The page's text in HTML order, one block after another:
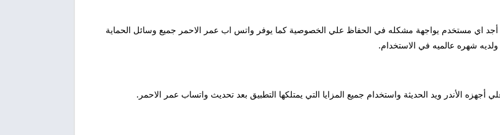
أجد اي مستخدم يواجهة مشكله في الحفاظ علي الخصوصية كما يوفر واتس اب عمر الاحمر جميع وسائل الحماية
شهره عالميه في الاستخدام.
أجهزه الأندر ويد الحديثة واستخدام جميع المزايا التي يمتلكها التطبيق بعد تحديث واتساب عمر الاحمر.